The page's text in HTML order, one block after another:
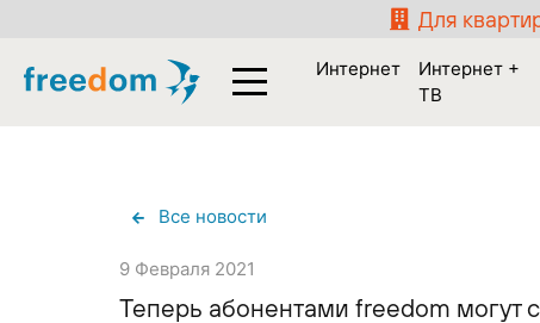
Для
Все новости
9 Февраля 2021
Теперь абонентами freedom могут
Интернет
Интернет +
ТВ